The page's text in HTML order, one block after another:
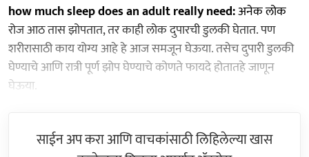
how much sleep does an adult really need:अनेक लोक
रोज आठ तास झोपतात, तर काही लोक दुपारची डुलकी घेतात. पण
शरीरासाठी काय योग्य आहे हे आज समजून घेऊया. तसेच दुपारी डुलकी
घेण्याचे आणि रात्री पूर्ण झोप घेण्याचे कोणते फायदे होतातहे जाणून
घेऊया.
साईन अप करा आणि वाचकांसाठी लिहिलेल्या खास